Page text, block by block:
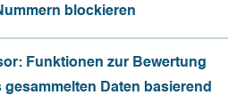
blockieren
Funktionen zur Bewertung
Daten basierend